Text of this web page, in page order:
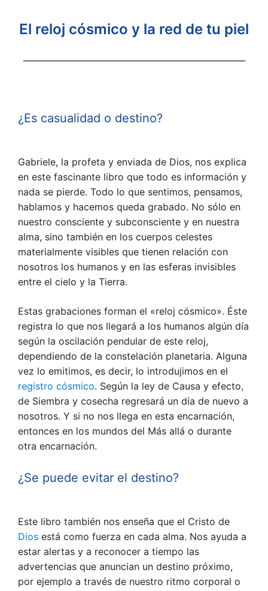
El reloj cósmico y la red de tu piel
¿Es casualidad o destino?
Gabriele, la profeta y enviada de Dios, nos explica
en este fascinante libro que todo es información y
nada se pierde. Todo lo que sentimos, pensamos,
hablamos y hacemos queda grabado. No sólo en
nuestro consciente y subconsciente y en nuestra
alma, sino también en los cuerpos celestes
materialmente visibles que tienen relación con
nosotros los humanos y en las esferas invisibles
entre el cielo y la Tierra.
Estas grabaciones forman el «reloj cósmico». Éste
registra lo que nos llegará a los humanos algún día
según la oscilación pendular de este reloj,
dependiendo de la constelación planetaria. Alguna
vez lo emitimos, es decir, lo introdujimos en el
registro cósmico. Según la ley de Causa y efecto,
de Siembra y cosecha regresará un día de nuevo a
nosotros. Y si no nos llega en esta encarnación,
entonces en los mundos del Más allá o durante
otra encarnación.
¿Se puede evitar el destino?
Este libro también nos enseña que el Cristo de
Dios está como fuerza en cada alma. Nos ayuda a
estar alertas y a reconocer a tiempo las
advertencias que anuncian un destino próximo,
por ejemplo a través de nuestro ritmo corporal o